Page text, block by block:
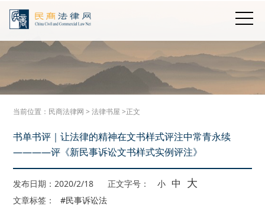
当前位置： 民商法律网 >法律书屋 >正文
书单书评｜让法律的精神在文书样式评注中常青永续
————评《新民事诉讼文书样式实例评注》
发布日期：2020/2/18 正文字号： 小 中 大
文章标签： #民事诉讼法